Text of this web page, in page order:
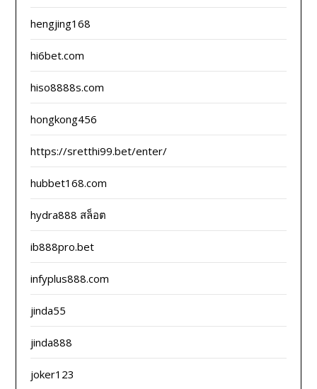
hengjing168
hi6bet.com
hiso8888s.com
hongkong456
https://sretthi99.bet/enter/
hubbet168.com
hydra888 สล็อต
ib888pro.bet
infyplus888.com
jinda55
jinda888
joker123